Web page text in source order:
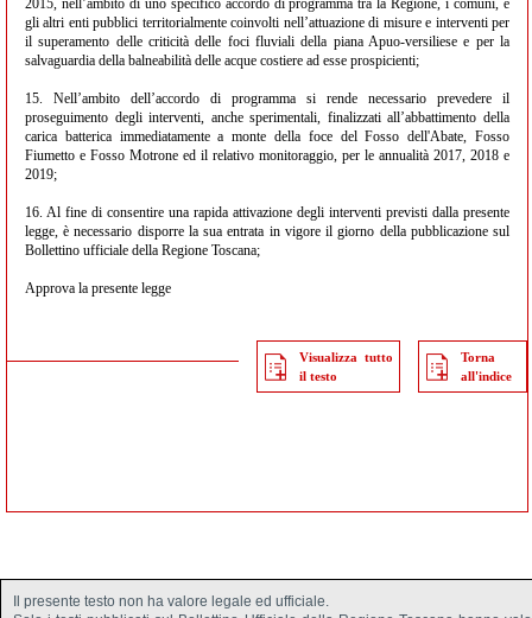
2015, nell’ambito di uno specifico accordo di programma tra la Regione, i comuni, e
gli altri enti pubblici territorialmente coinvolti nell’attuazione di misure e interventi per
il superamento delle criticità delle foci fluviali della piana Apuo-versiliese e per la
salvaguardia della balneabilità delle acque costiere ad esse prospicienti;
15. Nell’ambito dell’accordo di programma si rende necessario prevedere il
proseguimento degli interventi, anche sperimentali, finalizzati all’abbattimento della
carica batterica immediatamente a monte della foce del Fosso dell'Abate, Fosso
Fiumetto e Fosso Motrone ed il relativo monitoraggio, per le annualità 2017, 2018 e
2019;
16. Al fine di consentire una rapida attivazione degli interventi previsti dalla presente
legge, è necessario disporre la sua entrata in vigore il giorno della pubblicazione sul
Bollettino ufficiale della Regione Toscana;
Approva la presente legge
Visualizza tutto
il testo
Torna
all'indice
Il presente testo non ha valore legale ed ufficiale.